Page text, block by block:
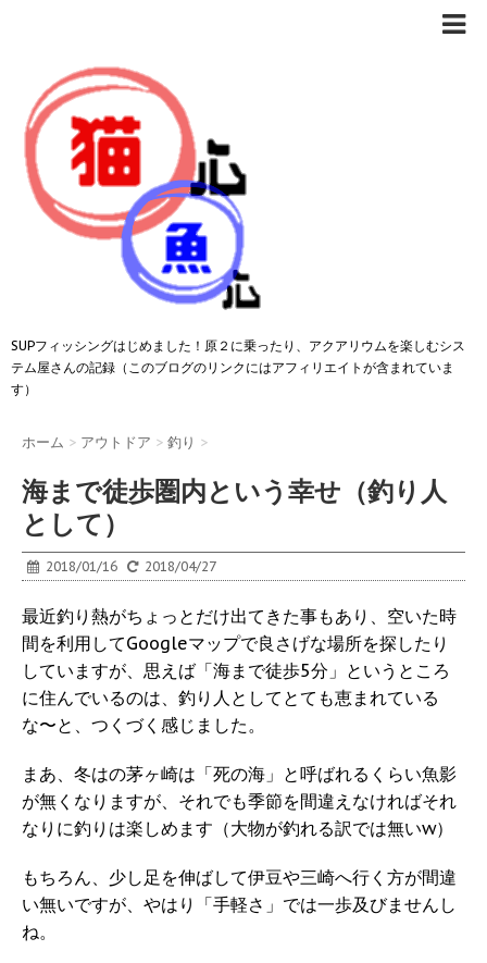
SUPフィッシングはじめました！原２に乗ったり、アクアリウムを楽しむシス
テム屋さんの記録（このブログのリンクにはアフィリエイトが含まれていま
す）
ホーム > アウトドア > 釣り >
海まで徒歩圏内という幸せ（釣り人
として）
2018/01/16 2018/04/27
最近釣り熱がちょっとだけ出てきた事もあり、空いた時
間を利用してGoogleマップで良さげな場所を探したり
していますが、思えば「海まで徒歩5分」というところ
に住んでいるのは、釣り人としてとても恵まれている
な〜と、つくづく感じました。
まあ、冬はの茅ヶ崎は「死の海」と呼ばれるくらい魚影
が無くなりますが、それでも季節を間違えなければそれ
なりに釣りは楽しめます（大物が釣れる訳では無いw）
もちろん、少し足を伸ばして伊豆や三崎へ行く方が間違
い無いですが、やはり「手軽さ」では一歩及びませんし
ね。